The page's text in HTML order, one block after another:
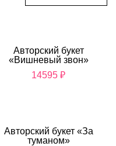
Авторский букет
«Вишневый звон»
14595₽
Авторский букет «За
туманом»